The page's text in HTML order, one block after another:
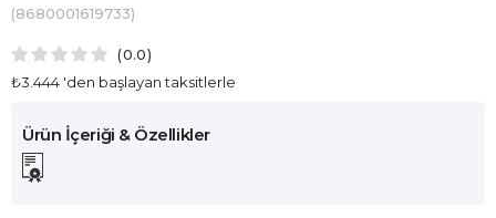
(8680001619733)
0.0
₺3.444 'den başlayan taksitlerle